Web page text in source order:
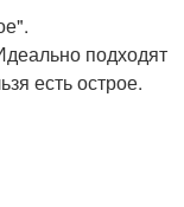
подходят
есть острое.